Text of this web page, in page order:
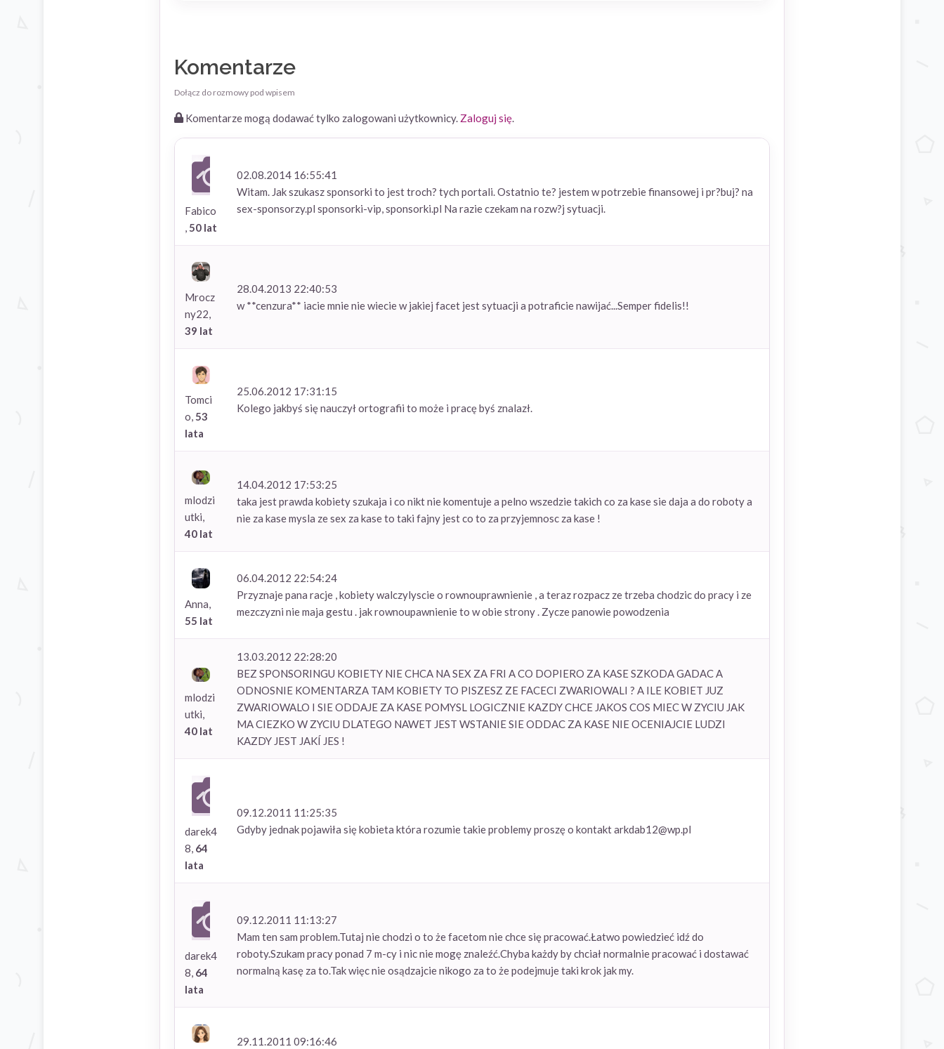
Komentarze
Dołącz do rozmowy pod wpisem
Komentarze mogą dodawać tylko zalogowani użytkownicy. Zaloguj się.
Fabico
,50 lat
02.08.2014 16:55:41
Witam. Jak szukasz sponsorki to jest troch? tych portali. Ostatnio te? jestem w potrzebie finansowej i pr?buj? na
sex-sponsorzy.pl sponsorki-vip, sponsorki.pl Na razie czekam na rozw?j sytuacji.
Mrocz
ny22,
39 lat
28.04.2013 22:40:53
w **cenzura** iacie mnie nie wiecie w jakiej facet jest sytuacji a potraficie nawijać...Semper fidelis!!
Tomci
o,53
lata
25.06.2012 17:31:15
Kolego jakbyś się nauczył ortografii to może i pracę byś znalazł.
mlodzi
utki,
40 lat
14.04.2012 17:53:25
taka jest prawda kobiety szukaja i co nikt nie komentuje a pelno wszedzie takich co za kase sie daja a do roboty a
nie za kase mysla ze sex za kase to taki fajny jest co to za przyjemnosc za kase !
Anna,
55 lat
06.04.2012 22:54:24
Przyznaje pana racje , kobiety walczylyscie o rownouprawnienie , a teraz rozpacz ze trzeba chodzic do pracy i ze
mezczyzni nie maja gestu . jak rownoupawnienie to w obie strony . Zycze panowie powodzenia
mlodzi
utki,
40 lat
13.03.2012 22:28:20
BEZ SPONSORINGU KOBIETY NIE CHCA NA SEX ZA FRI A CO DOPIERO ZA KASE SZKODA GADAC A
ODNOSNIE KOMENTARZA TAM KOBIETY TO PISZESZ ZE FACECI ZWARIOWALI ? A ILE KOBIET JUZ
ZWARIOWALO I SIE ODDAJE ZA KASE POMYSL LOGICZNIE KAZDY CHCE JAKOS COS MIEC W ZYCIU JAK
MA CIEZKO W ZYCIU DLATEGO NAWET JEST WSTANIE SIE ODDAC ZA KASE NIE OCENIAJCIE LUDZI
KAZDY JEST JAKÍ JES !
darek4
8, 64
lata
09.12.2011 11:25:35
Gdyby jednak pojawiła się kobieta która rozumie takie problemy proszę o kontakt arkdab12@wp.pl
darek4
8, 64
lata
09.12.2011 11:13:27
Mam ten sam problem.Tutaj nie chodzi o to że facetom nie chce się pracować.Łatwo powiedzieć idź do
roboty.Szukam pracy ponad 7 m-cy i nic nie mogę znaleźć.Chyba każdy by chciał normalnie pracować i dostawać
normalną kasę za to.Tak więc nie osądzajcie nikogo za to że podejmuje taki krok jak my.
29.11.2011 09:16:46